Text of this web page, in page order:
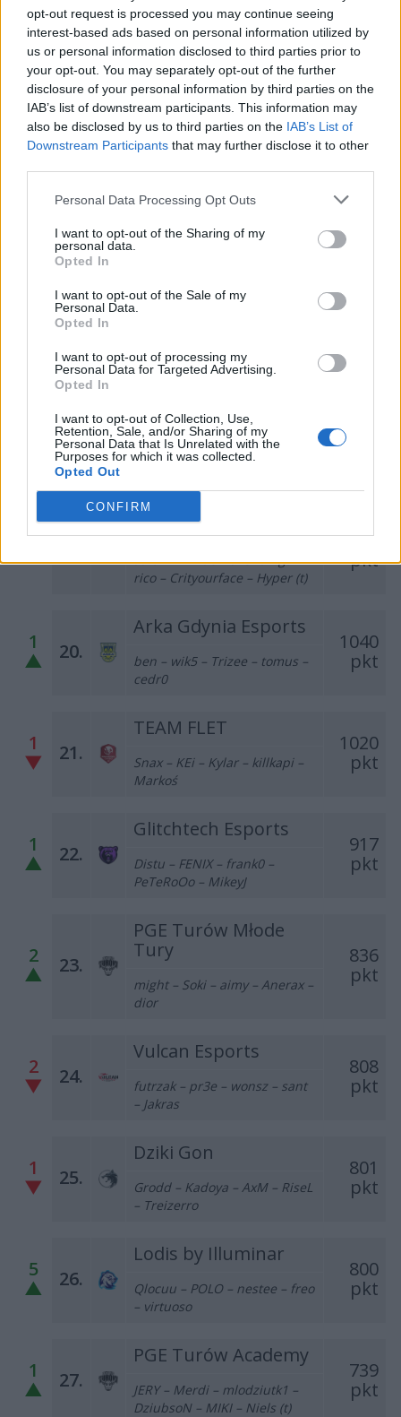
opt-out request is processed you may continue seeing
interest-based ads based on personal information utilized by
us or personal information disclosed to third parties prior to
your opt-out. You may separately opt-out of the further
disclosure of your personal information by third parties on the
IAB’s list of downstream participants. This information may
also be disclosed by us to third parties on the IAB’s List of
Downstream Participants that may further disclose it to other
Personal Data Processing Opt Outs
I want to opt-out of the Sharing of my
personal data.
Opted In
I want to opt-out of the Sale of my
Personal Data.
Opted In
I want to opt-out of processing my
Personal Data for Targeted Advertising.
Opted In
I want to opt-out of Collection, Use,
Retention, Sale, and/or Sharing of my
Personal Data that Is Unrelated with the
Purposes for which it was collected.
Opted Out
CONFIRM
2
▲
14.
pkt
Olimp – sNx – iso – skrzynka –
layner
3
▲
15.
M1 Gaming
1337
pkt
splawik – suonko – fanatyk –
Frontsiderr – switcheR
16.
MCE Gameexpert
Ayden – zayaNNN – Hypex –
FREEZ – Hotdog – white (t)
17.
AVEZ Kraken
next1me – mISTAKEE –
KhanCzesio (t)
18.
MOUZ NXT
1211
siuhy – szejn – xertioN – mhL
Izako Boars
1176
pkt
asran – Mride – sh3nanigan –
rico – Crityourface – Hyper (t)
1
▲
20.
Arka Gdynia Esports
1040
pkt
ben – wik5 – Trizee – tomus –
cedr0
1
▼
21.
TEAM FLET
1020
pkt
Snax – KEi – Kylar – killkapi –
Markoś
1
▲
22.
Glitchtech Esports
917
pkt
Distu – FENIX – frank0 –
PeTeRoOo – MikeyJ
2
▲
23.
PGE Turów Młode
Tury
836
pkt
might – Soki – aimy – Anerax –
dior
2
▼
24.
Vulcan Esports
808
pkt
futrzak – pr3e – wonsz – sant
– Jakras
1
▼
25.
Dziki Gon
801
pkt
Grodd – Kadoya – AxM – RiseL
– Treizerro
5
▲
26.
Lodis by Illuminar
800
pkt
Qlocuu – POLO – nestee – freo
– virtuoso
1
▲
27.
PGE Turów Academy
739
pkt
JERY – Merdi – mlodziutk1 –
DziubsoN – MIKI – Niels (t)